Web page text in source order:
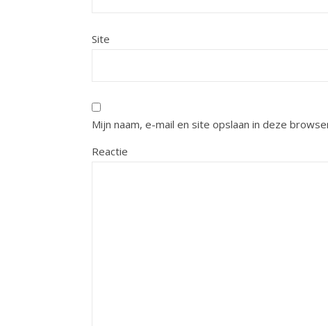
Site
Mijn naam, e-mail en site opslaan in deze
Reactie